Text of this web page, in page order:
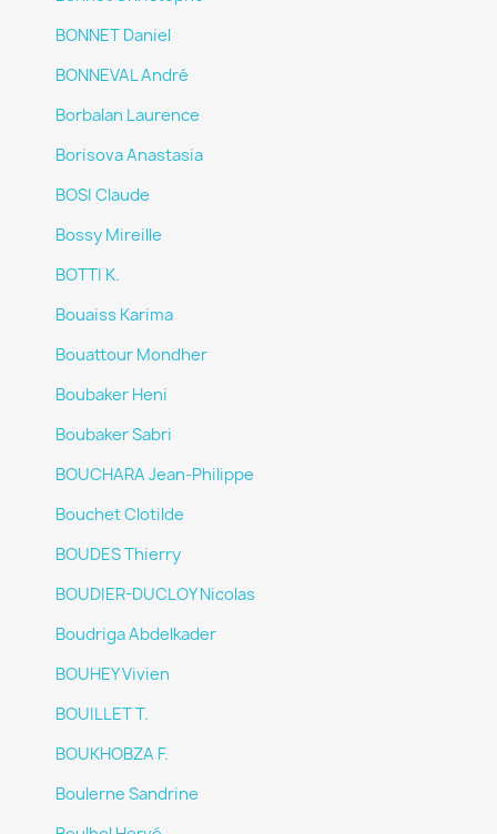
BONNET Daniel
BONNEVAL André
Borbalan Laurence
Borisova Anastasia
BOSI Claude
Bossy Mireille
BOTTI K.
Bouaiss Karima
Bouattour Mondher
Boubaker Heni
Boubaker Sabri
BOUCHARA Jean-Philippe
Bouchet Clotilde
BOUDES Thierry
BOUDIER-DUCLOY Nicolas
Boudriga Abdelkader
BOUHEY Vivien
BOUILLET T.
BOUKHOBZA F.
Boulerne Sandrine